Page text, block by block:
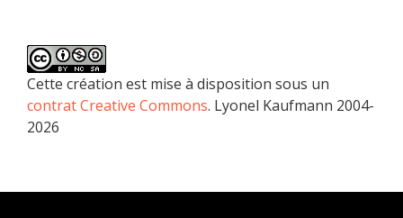
Cette création est mise à disposition sous un
contrat Creative Commons. Lyonel Kaufmann 2004-
2026